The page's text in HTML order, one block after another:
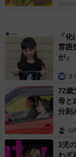
「
雰囲
が」
ま
72歳
母と
分刻
山
3児
わざ